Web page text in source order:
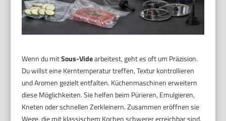
Wenn du mitSous-Videarbeitest, geht es oft um Präzision.
Du willst eine Kerntemperatur treffen, Textur kontrollieren
und Aromen gezielt entfalten. Küchenmaschinen erweitern
diese Möglichkeiten. Sie helfen beim Pürieren, Emulgieren,
Kneten oder schnellen Zerkleinern. Zusammen eröffnen sie
Wege, die mit klassischem Kochen schwerer erreichbar sind.